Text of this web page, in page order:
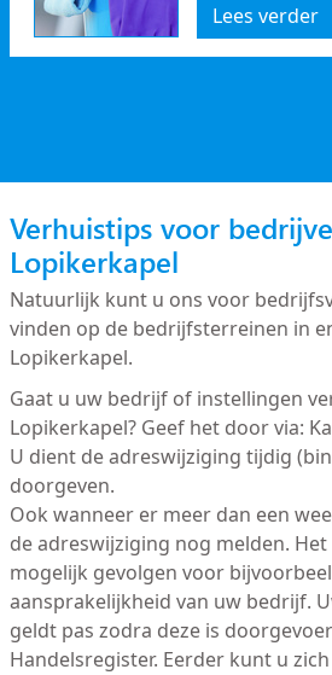
Lees verder
Verhuistips voor
Lopikerkapel
Natuurlijk kunt u ons voor
vinden op de bedrijfsterreinen in
Lopikerkapel.
Gaat u uw bedrijf of instellingen
Lopikerkapel? Geef het door via:
U dient de adreswijziging tijdig
doorgeven.
Ook wanneer er meer dan een
de adreswijziging nog melden.
mogelijk gevolgen voor
aansprakelijkheid van uw bedrijf.
geldt pas zodra deze is
Handelsregister. Eerder kunt u